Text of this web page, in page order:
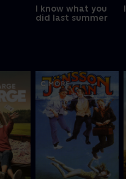
I know what you
did last summer